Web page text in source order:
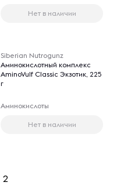
Нет в наличии
Siberian Nutrogunz
Аминокислотный комплекс
AminoVulf Classic Экзотик, 225
г
Аминокислоты
Нет в наличии
2